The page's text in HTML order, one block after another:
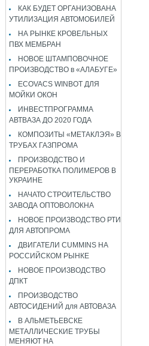
КАК БУДЕТ ОРГАНИЗОВАНА
УТИЛИЗАЦИЯ АВТОМОБИЛЕЙ
НА РЫНКЕ КРОВЕЛЬНЫХ
ПВХ МЕМБРАН
НОВОЕ ШТАМПОВОЧНОЕ
ПРОИЗВОДСТВО в «АЛАБУГЕ»
ECOVACS WINBOT ДЛЯ
МОЙКИ ОКОН
ИНВЕСТПРОГРАММА
АВТВАЗА ДО 2020 ГОДА
КОМПОЗИТЫ «МЕТАКЛЭЯ» В
ТРУБАХ ГАЗПРОМА
ПРОИЗВОДСТВО И
ПЕРЕРАБОТКА ПОЛИМЕРОВ В
УКРАИНЕ
НАЧАТО СТРОИТЕЛЬСТВО
ЗАВОДА ОПТОВОЛОКНА
НОВОЕ ПРОИЗВОДСТВО РТИ
ДЛЯ АВТОПРОМА
ДВИГАТЕЛИ CUMMINS НА
РОССИЙСКОМ РЫНКЕ
НОВОЕ ПРОИЗВОДСТВО
ДПКТ
ПРОИЗВОДСТВО
АВТОСИДЕНИЙ для АВТОВАЗА
В АЛЬМЕТЬЕВСКЕ
МЕТАЛЛИЧЕСКИЕ ТРУБЫ
МЕНЯЮТ НА